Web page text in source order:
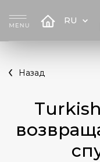
RU
Назад